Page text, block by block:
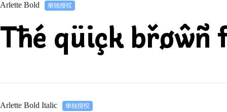
Arlette Bold
Tħé qüiçk břøŵñ
Arlette Bold Italic